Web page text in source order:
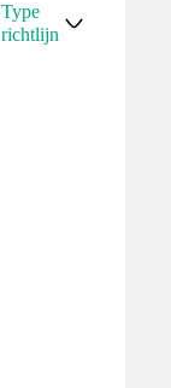
Type
richtlijn